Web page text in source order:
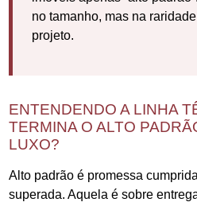
no tamanho, mas na
projeto.
ENTENDENDO A LINHA
TERMINA O ALTO
LUXO?
Alto padrão é promessa
superada. Aquela é sobre